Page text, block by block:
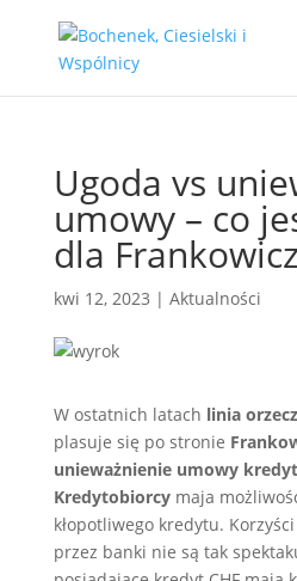
Ugoda vs
umowy – co
dla
kwi 12, 2023 | Aktualności
W ostatnich latach linia
plasuje się po stronie
unieważnienie umowy
Kredytobiorcymaja
kłopotliwego kredytu.
przez banki nie są tak